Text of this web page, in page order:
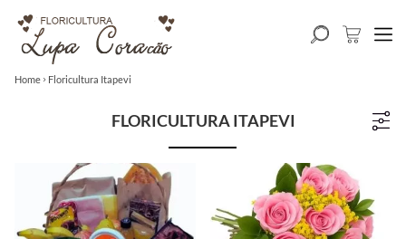
Home Floricultura Itapevi
FLORICULTURA ITAPEVI